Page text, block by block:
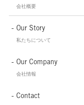
会社概要
Our Story
私たちについて
Our Company
会社情報
Contact